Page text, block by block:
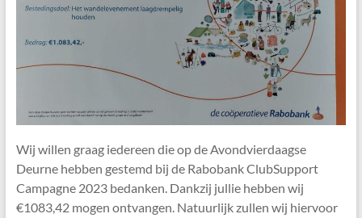
Wij willen graag iedereen die op de Avondvierdaagse
Deurne hebben gestemd bij de Rabobank ClubSupport
Campagne 2023 bedanken. Dankzij jullie hebben wij
€1083,42 mogen ontvangen. Natuurlijk zullen wij hiervoor